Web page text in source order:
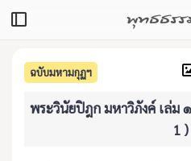
พุทธธร
ฉบับมหามกุฏฯ
พระวินัยปิฎก มหาวิภังค์ เล่ม
1 )